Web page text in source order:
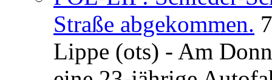
Straße abgekommen.
Lippe (ots) - Am